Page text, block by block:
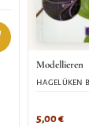
Modellieren
HAGELÜKEN
5,00€